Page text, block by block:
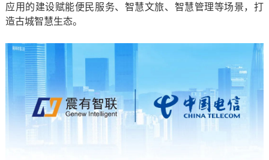
应用的建设赋能便民服务、智慧文旅、智慧管理等场景，打
造古城智慧生态。